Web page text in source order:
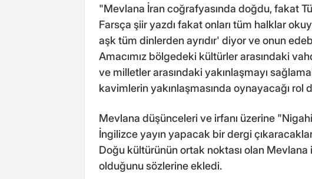
"Mevlana İran coğrafyasında doğdu, fakat
Farsça şiir yazdı fakat onları tüm halklar
aşk tüm dinlerden ayrıdır' diyor ve onun
Amacımız bölgedeki kültürler arasındaki
ve milletler arasındaki yakınlaşmayı
kavimlerin yakınlaşmasında oynayacağı rol
Mevlana düşünceleri ve irfanı üzerine
İngilizce yayın yapacak bir dergi
Doğu kültürünün ortak noktası olan Mevlana
olduğunu sözlerine ekledi.